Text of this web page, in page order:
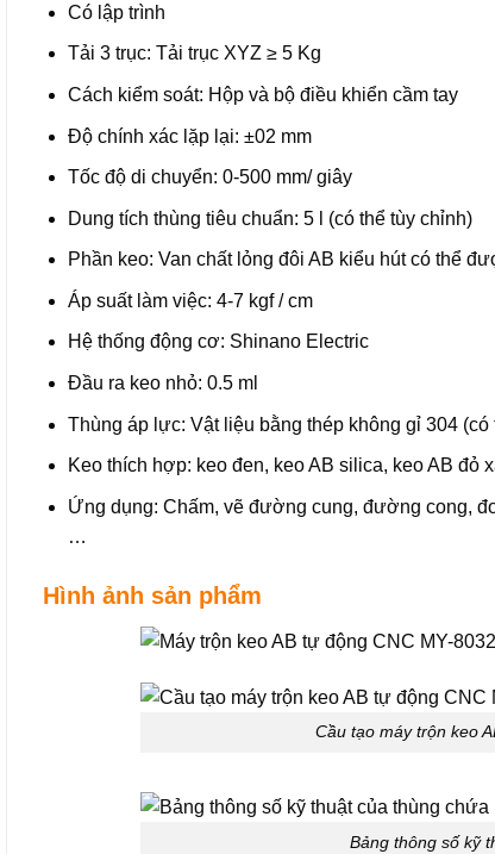
Có lập trình
Tải 3 trục: Tải trục XYZ ≥ 5 Kg
Cách kiểm soát: Hộp và bộ điều khiển cầm tay
Độ chính xác lặp lại: ±02 mm
Tốc độ di chuyển: 0-500 mm/ giây
Dung tích thùng tiêu chuẩn: 5 l (có thể tùy chỉnh)
Phần keo: Van chất lỏng đôi AB kiểu hút có thể
Áp suất làm việc: 4-7 kgf / cm
Hệ thống động cơ: Shinano Electric
Đầu ra keo nhỏ: 0.5 ml
Thùng áp lực: Vật liệu bằng thép không gỉ 304 (có
Keo thích hợp: keo đen, keo AB silica, keo AB đỏ
Ứng dụng: Chấm, vẽ đường cung, đường cong,
…
Hình ảnh sản phẩm
Cầu tạo máy trộn keo
Bảng thông số kỹ